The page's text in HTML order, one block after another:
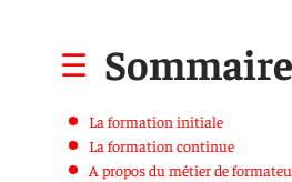
Sommaire
La formation initiale
La formation continue
A propos du métier de